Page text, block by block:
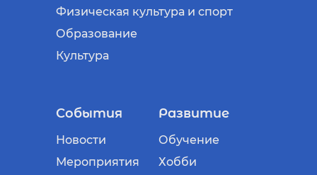
Физическая культура и спорт
Образование
Культура
События
Новости
Мероприятия
Развитие
Обучение
Хобби